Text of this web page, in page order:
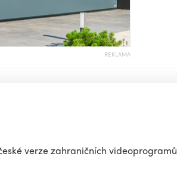
REKLAMA
verze zahraničních videoprogramů